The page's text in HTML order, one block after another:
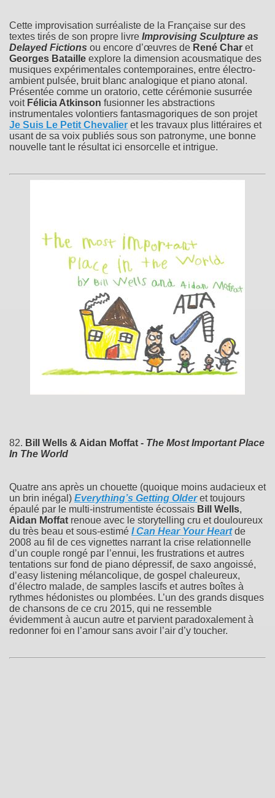
Cette improvisation surréaliste de la Française sur des
textes tirés de son propre livre Improvising Sculpture as
Delayed Fictions ou encore d’œuvres de René Char et
Georges Bataille explore la dimension acousmatique des
musiques expérimentales contemporaines, entre électro-
ambient pulsée, bruit blanc analogique et piano atonal.
Présentée comme un oratorio, cette cérémonie susurrée
voit Félicia Atkinson fusionner les abstractions
instrumentales volontiers fantasmagoriques de son projet
Je Suis Le Petit Chevalier et les travaux plus littéraires et
usant de sa voix publiés sous son patronyme, une bonne
nouvelle tant le résultat ici ensorcelle et intrigue.
82. Bill Wells & Aidan Moffat - The Most Important Place
In The World
Quatre ans après un chouette (quoique moins audacieux et
un brin inégal) Everything’s Getting Older et toujours
épaulé par le multi-instrumentiste écossais Bill Wells,
Aidan Moffat renoue avec le storytelling cru et douloureux
du très beau et sous-estimé I Can Hear Your Heart de
2008 au fil de ces vignettes narrant la crise relationnelle
d’un couple rongé par l’ennui, les frustrations et autres
tentations sur fond de piano dépressif, de saxo angoissé,
d’easy listening mélancolique, de gospel chaleureux,
d’électro malade, de samples lascifs et autres boîtes à
rythmes hédonistes ou plombées. L’un des grands disques
de chansons de ce cru 2015, qui ne ressemble
évidemment à aucun autre et parvient paradoxalement à
redonner foi en l’amour sans avoir l’air d’y toucher.